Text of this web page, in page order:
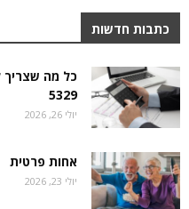
כתבות חדשות
כל מה שצריך
5329
יולי 26, 2026
אחות פרטית
יולי 23, 2026